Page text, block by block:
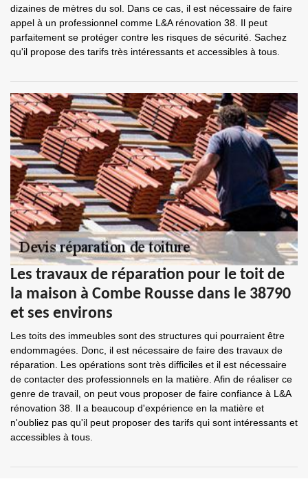
dizaines de mètres du sol. Dans ce cas, il est nécessaire de faire
appel à un professionnel comme L&A rénovation 38. Il peut
parfaitement se protéger contre les risques de sécurité. Sachez
qu'il propose des tarifs très intéressants et accessibles à tous.
Les travaux de réparation pour le toit de
la maison à Combe Rousse dans le 38790
et ses environs
Les toits des immeubles sont des structures qui pourraient être
endommagées. Donc, il est nécessaire de faire des travaux de
réparation. Les opérations sont très difficiles et il est nécessaire
de contacter des professionnels en la matière. Afin de réaliser ce
genre de travail, on peut vous proposer de faire confiance à L&A
rénovation 38. Il a beaucoup d'expérience en la matière et
n'oubliez pas qu'il peut proposer des tarifs qui sont intéressants et
accessibles à tous.